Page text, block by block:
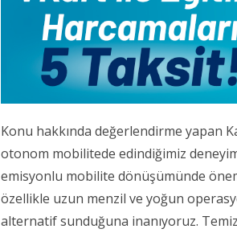
Konu hakkında değerlendirme yapan
otonom mobilitede edindiğimiz
emisyonlu mobilite dönüşümünde
özellikle uzun menzil ve yoğun
alternatif sunduğuna inanıyoruz.